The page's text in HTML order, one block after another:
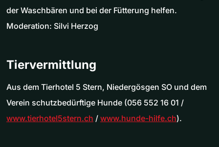
der Waschbären und bei der Fütterung helfen.
Moderation: Silvi Herzog
Tiervermittlung
Aus dem Tierhotel 5 Stern, Niedergösgen SO und dem
Verein schutzbedürftige Hunde (056 552 16 01 /
www.tierhotel5stern.ch / www.hunde-hilfe.ch).